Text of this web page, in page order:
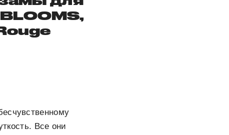
Все они